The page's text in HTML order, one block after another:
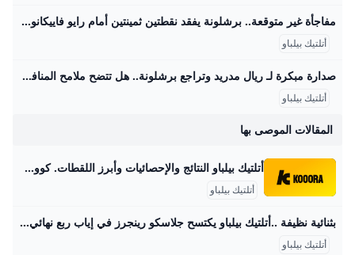
مفاجأة غير متوقعة.. برشلونة يفقد نقطتين ثمينتين أمام رايو فاييكانو في صراع الدوري الإسباني – جريدة مانشيت تعادل نادي برشلونة، حامل اللقب، أمام مضيفه رايو فاييكانو بهدف لمثله في مواجهة مثيرة أقيمت على ملعب إستاديو دي فاليكاس، ضمن منافسات الجولة الثالثة من الدوري اقرأ أيضًا:مفاجأة في قائمة الأغلى عالميًا.. ريال مدريد يتصدر.. فماذا عن باريس سان جيرمان؟ وفي الشوط الثاني، نجح رايو فاييكانو في إدراك التعادل عند الدقيقة 67 عن طريق اللاعب فران بيريز. وجاء الهدف بعد ركلة ركنية نفذها بالازون ببراعة، لتصل الكرة إلى بيريز الذي سددها بقوة لتستقر في شباك الحارس المتميز خوان جارسيا.
أتلتيك بيلباو
صدارة مبكرة لـ ريال مدريد وتراجع برشلونة.. هل تتضح ملامح المنافسة؟ جدول ترتيب الدوري الإسباني بعد الجولة الثالثة – جريدة مانشيت تصدر ريال مدريد جدول ترتيب الدوري الإسباني لكرة القدم بالعلامة الكاملة بعد انتهاء منافسات الجولة الثالثة من المسابقة. جاء ذلك عقب فوزه الصعب على ريال مايوركا، اقرأ أيضًا:مفاجأة سارة لجماهير الكرة المصرية.. لاعب منتخب مصر يوقع رسميًا لأولمبياكوس اليوناني تعادل برشلونة وفياريال يدخلان المنافسة على المراكز الأولى لم يتمكن برشلونة من تحقيق الفوز في مباراته أمام رايو فاييكانو، حيث اكتفى بالتعادل الإيجابي بهدف لمثله، مما أفقده نقطتين ثمينتين وأدى لتراجعه إلى المركز الرابع في جدول ترتيب الدوري الإسباني برصيد سبع نقاط.
أتلتيك بيلباو
المقالات الموصى بها
أتلتيك بيلباو النتائج والإحصائيات وأبرز اللقطات. كووورة احصل على جميع الأخبار والتحديثات الأخيرة لفريق أتلتيك بيلباو بما في ذلك أخبار الانتقالات القادمة والمباريات والنتائج المباشرة. الدوري الإسبانيجدول مباريات الدوري الإسباني 2025-2026، القنوات الناقلة والترتيبتعرف على جدول مباريات الدوري الإسباني 2025-2026، القنوات الناقلة والترتيب17:3431 أغسطس 2025الدوري الإسبانيجدول ترتيب الدوري الإسباني 2025-2026تعرف على ترتيب جدول الدوري الإسباني 2025-202617:2731 أغسطس 2025مقالات وتقاريربالصور: بيلباو يواصل بدايته المثالية بعبور ريال بيتيس15:4831 أغسطس 2025باريس سان جيرمانتحديد أجندة مشوار باريس في دوري الأبطال09:1130 أغسطس 2025بوروسيا دورتمونددورتموند يبحث عن الانتقام الأوروبي من خصوم الماضي04:0029 أغسطس 2025دوري أبطال أوروباقرعة الأبطال.
أتلتيك بيلباو
بثنائية نظيفة ..أتلتيك بيلباو يكتسح جلاسكو رينجرز في إياب ربع نهائي الدوري الاوروبي المشهد اليمني نجح أتلتيك بلباو الإسباني من خطف فوزا ثمينا من نظيرة جلاسكو رينجزرليتأهل إلى نصف نهائي بطولة الدوري الأوروبي بعد الفوز على جلاسكو رينجرز بنتيجة بثنائية نظيفة برشلونة يتعادل إيجابيا مع رايو فاليكانو 1-1 في… برشلونة يتعثر أمام رايو فاليكانو بالتعادل 1-1 في… المشهد الرياضيملخص مباراة برشلونة ورايو فاليكانو بالجولة الثالثة من… المشهد الرياضيليفربول يهزم آرسنال بمشاركة محمد صلاح ويتصدر الدوري… المشهد الرياضيالزمالك يخسر أمام وادي دجلة 2-1 ويترك صدارة… تحديثات جديدة للدينار البحريني مقابل الجنيه المصري اليوم…
أتلتيك بيلباو